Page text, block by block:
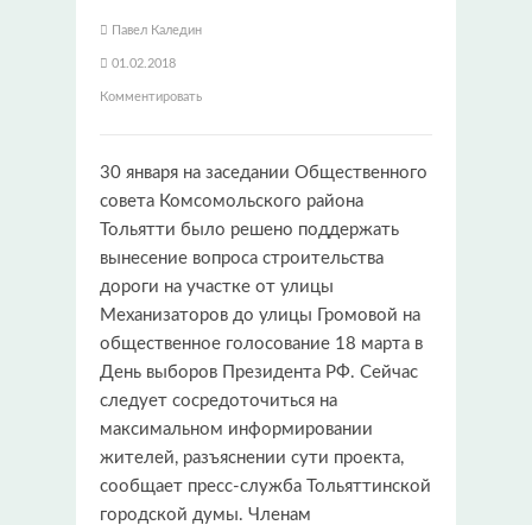
Павел Каледин
01.02.2018
Комментировать
30 января на заседании Общественного
совета Комсомольского района
Тольятти было решено поддержать
вынесение вопроса строительства
дороги на участке от улицы
Механизаторов до улицы Громовой на
общественное голосование 18 марта в
День выборов Президента РФ. Сейчас
следует сосредоточиться на
максимальном информировании
жителей, разъяснении сути проекта,
сообщает пресс-служба Тольяттинской
городской думы. Членам